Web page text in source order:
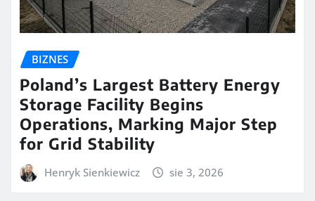
BIZNES
Poland’s Largest Battery Energy
Storage Facility Begins
Operations, Marking Major Step
for Grid Stability
Henryk Sienkiewicz sie 3, 2026